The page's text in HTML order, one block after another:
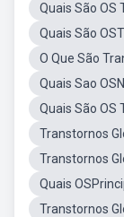
Quais São OS
Quais São
O Que São
Quais Sao
Quais São OS
Transtornos
Transtornos
Quais
Transtornos